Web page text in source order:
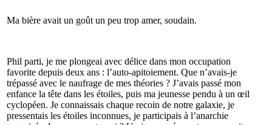
Ma bière avait un goût un peu trop amer, soudain.
Phil parti, je me plongeai avec délice dans mon occupation
favorite depuis deux ans : l’auto-apitoiement. Que n’avais-je
trépassé avec le naufrage de mes théories ? J’avais passé mon
enfance la tête dans les étoiles, puis ma jeunesse pendu à un œil
cyclopéen. Je connaissais chaque recoin de notre galaxie, je
pressentais les étoiles inconnues, je participais à l’anarchie